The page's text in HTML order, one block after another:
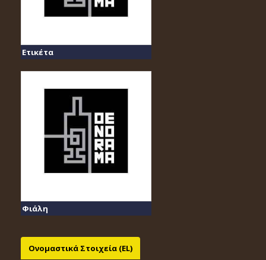
Ετικέτα
Φιάλη
Ονομαστικά Στοιχεία (EL)